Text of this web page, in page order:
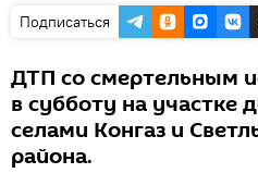
Подписаться
ДТП со смертельным
в субботу на участке
селами Конгаз и
района.